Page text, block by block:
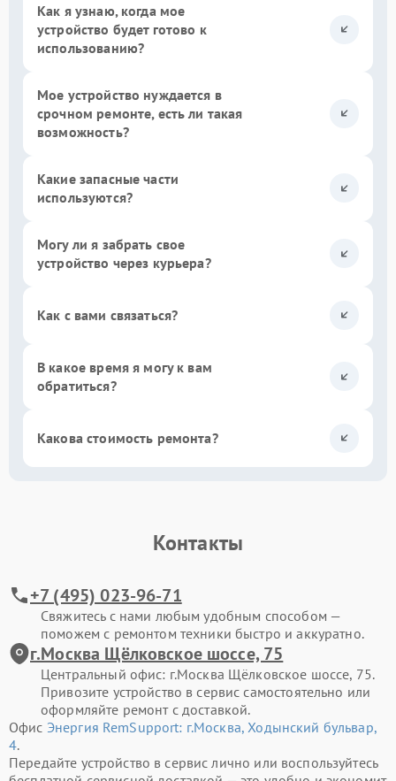
Как я узнаю, когда мое
устройство будет готово к
использованию?
Мое устройство нуждается в
срочном ремонте, есть ли такая
возможность?
Какие запасные части
используются?
Могу ли я забрать свое
устройство через курьера?
Как с вами связаться?
В какое время я могу к вам
обратиться?
Какова стоимость ремонта?
Контакты
+7 (495) 023-96-71
Свяжитесь с нами любым удобным способом —
поможем с ремонтом техники быстро и аккуратно.
г.Москва Щёлковское шоссе, 75
Центральный офис: г.Москва Щёлковское шоссе, 75.
Привозите устройство в сервис самостоятельно или
оформляйте ремонт с доставкой.
Офис Энергия RemSupport: г.Москва, Ходынский бульвар,
4.
Передайте устройство в сервис лично или воспользуйтесь